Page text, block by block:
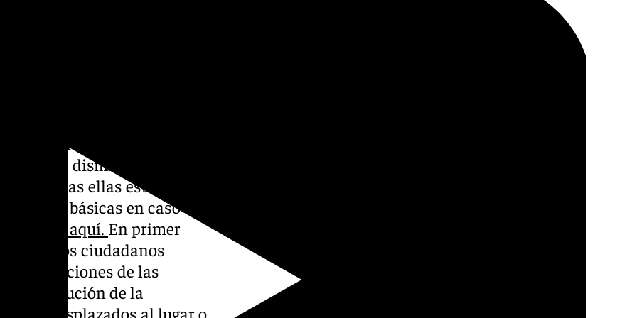
Jabugo, Santa Olalla del
del Río).
112 Andalucía
para disminuir los
Todas ellas están
básicas en caso de
aquí. En primer
a los ciudadanos
indicaciones de las
la resolución de la
desplazados al lugar o